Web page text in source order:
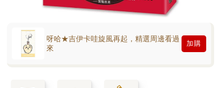
呀哈★吉伊卡哇旋風再起，精選周邊看過
來
加購